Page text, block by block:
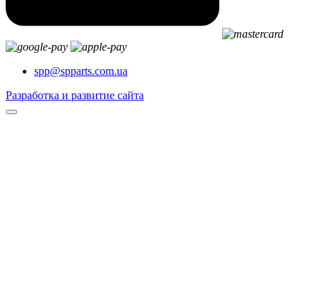
spp@spparts.com.ua
Разработка и развитие сайта